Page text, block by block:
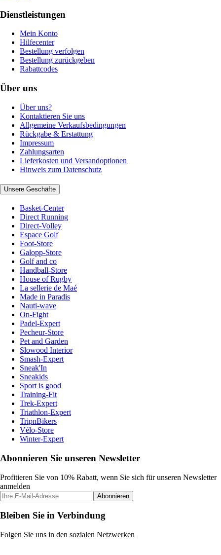
Dienstleistungen
Mein Konto
Hilfecenter
Bestellung verfolgen
Bestellung zurückgeben
Rabattcodes
Über uns
Über uns?
Kontaktieren Sie uns
Allgemeine Verkaufsbedingungen
Rückgabe & Erstattung
Impressum
Zahlungsarten
Lieferkosten und Versandoptionen
Hinweis zum Datenschutz
Unsere Geschäfte
Basket-Center
Direct Running
Direct-Volley
Espace Golf
Foot-Store
Galopp-Store
Golf and co
Handball-Store
House of Rugby
La sellerie de Maé
Made in Paradis
Nauti-wave
On-Fight
Padel-Expert
Pecheur-Store
Pet and Garden
Slowood Interior
Smash-Expert
Sneak'In
Sneakids
Sport is good
Training-Fit
Trek-Expert
Triathlon-Expert
TripnBikers
Vélo-Store
Winter-Expert
Abonnieren Sie unseren Newsletter
Profitieren Sie von 10% Rabatt, wenn Sie sich für unseren Newsletter
anmelden
Abonnieren
Bleiben Sie in Verbindung
Folgen Sie uns in den sozialen Netzwerken